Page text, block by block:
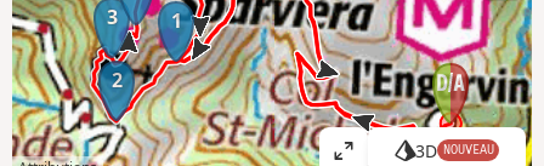
1
2
3
3D NOUVEAU